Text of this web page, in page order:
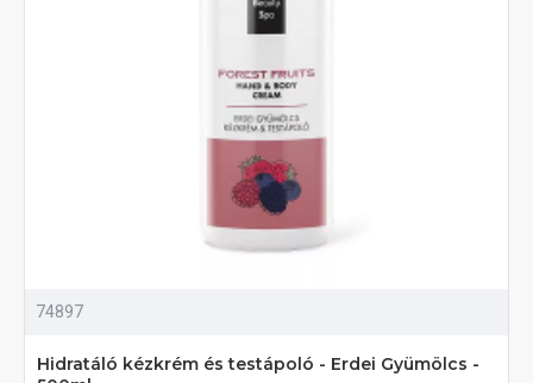
74897
Hidratáló kézkrém és testápoló - Erdei Gyümölcs -